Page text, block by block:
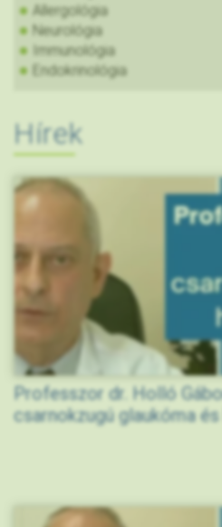
Allergológia
Neurológia
Immunológia
Endokrinológia
Hírek
Professzor dr. Holló
csarnokzugú glaukóma